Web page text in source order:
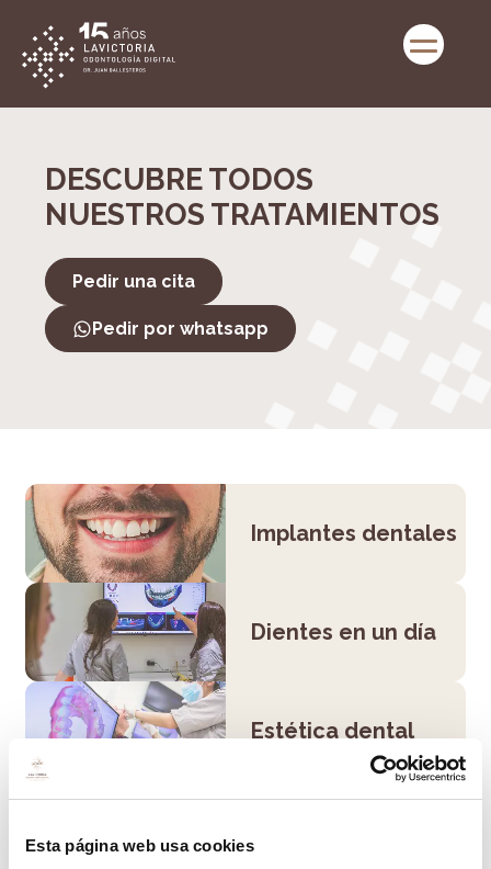
Esta página web usa cookies
DESCUBRE TODOS
NUESTROS TRATAMIENTOS
Pedir una cita
Pedir por whatsapp
Implantes dentales
Dientes en un día
Estética dental